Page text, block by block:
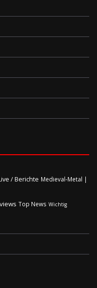
/ Berichte Medieval-Metal |
Top News Wichtig